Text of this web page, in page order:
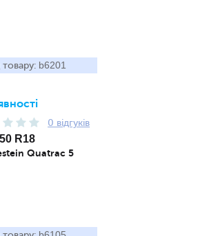
b6201
0 відгуків
R18
Quatrac 5